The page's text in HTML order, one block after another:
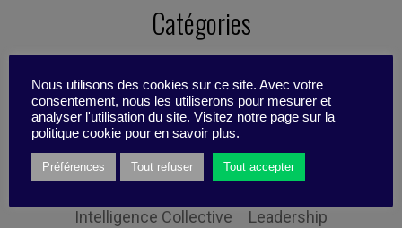
Catégories
Changement Digital
Economie et société Globalisation
Gouvernance Innovation
Intelligence Collective Leadership
Nous utilisons des cookies sur ce site. Avec votre
consentement, nous les utiliserons pour mesurer et
analyser l'utilisation du site. Visitez notre page sur la
politique cookie pour en savoir plus.
Préférences Tout refuser Tout accepter